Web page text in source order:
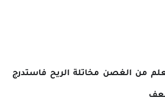
من الغصن مخاتلة الريح فاستدرج